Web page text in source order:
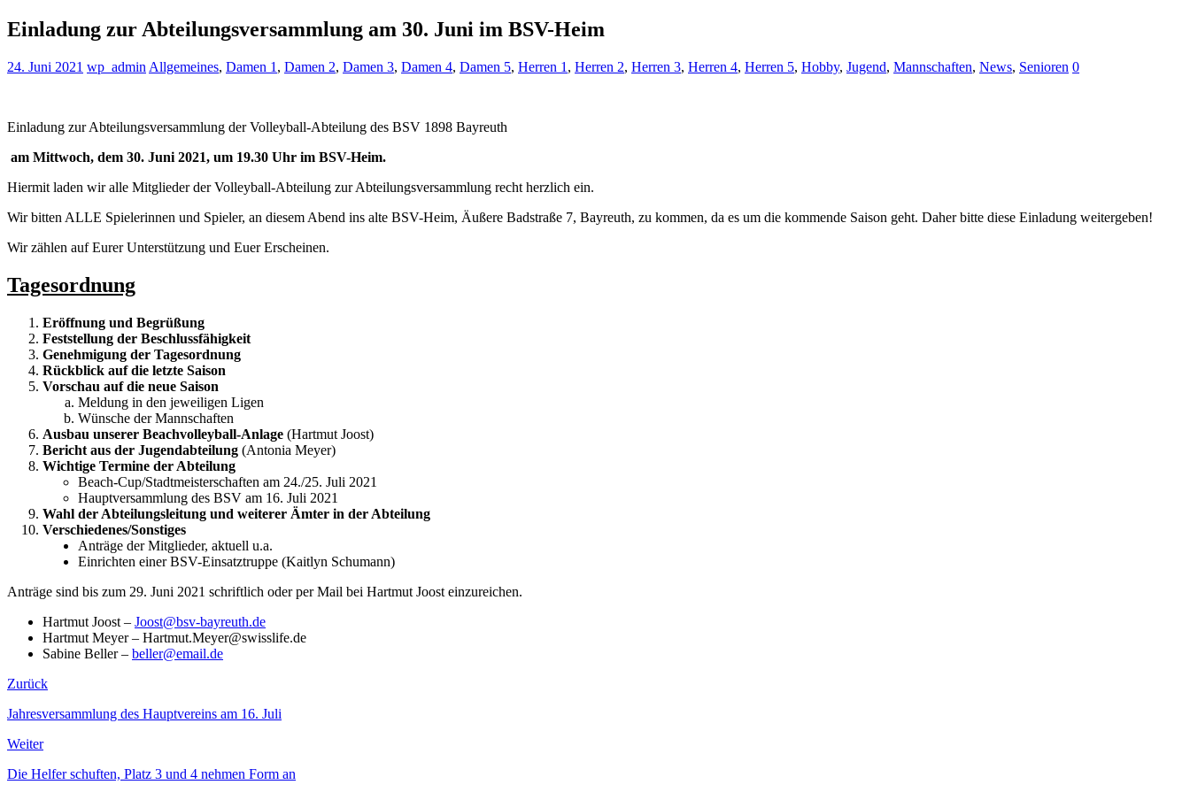
Einladung zur Abteilungsversammlung am 30. Juni im BSV-Heim
24. Juni 2021 wp_admin Allgemeines, Damen 1 , Damen 2, Damen 3, Damen 4, Damen 5, Herren 1 , Herren 2, Herren 3, Herren 4, Herren 5, Hobby, Jugend, Mannschaften, News, Senioren 0
Einladung zur Abteilungsversammlung der Volleyball-Abteilung des BSV 1898 Bayreuth
am Mittwoch, dem 30. Juni 2021, um 19.30 Uhr im BSV-Heim.
Hiermit laden wir alle Mitglieder der Volleyball-Abteilung zur Abteilungsversammlung recht herzlich ein.
Wir bitten ALLE Spielerinnen und Spieler, an diesem Abend ins alte BSV-Heim, Äußere Badstraße 7, Bayreuth, zu kommen, da es um die kommende Saison geht. Daher bitte diese Einladung weitergeben!
Wir zählen auf Eurer Unterstützung und Euer Erscheinen.
Tagesordnung
Eröffnung und Begrüßung
Feststellung der Beschlussfähigkeit
Genehmigung der Tagesordnung
Rückblick auf die letzte Saison
Vorschau auf die neue Saison
Meldung in den jeweiligen Ligen
Wünsche der Mannschaften
Ausbau unserer Beachvolleyball-Anlage (Hartmut Joost)
Bericht aus der Jugendabteilung (Antonia Meyer)
Wichtige Termine der Abteilung
Beach-Cup/Stadtmeisterschaften am 24./25. Juli 2021
Hauptversammlung des BSV am 16. Juli 2021
Wahl der Abteilungsleitung und weiterer Ämter in der Abteilung
Verschiedenes/Sonstiges
Anträge der Mitglieder, aktuell u.a.
Einrichten einer BSV-Einsatztruppe (Kaitlyn Schumann)
Anträge sind bis zum 29. Juni 2021 schriftlich oder per Mail bei Hartmut Joost einzureichen.
Hartmut Joost – Joost@bsv-bayreuth.de
Hartmut Meyer – Hartmut.Meyer@swisslife.de
Sabine Beller – beller@email.de
Zurück
Jahresversammlung des Hauptvereins am 16. Juli
Weiter
Die Helfer schuften, Platz 3 und 4 nehmen Form an